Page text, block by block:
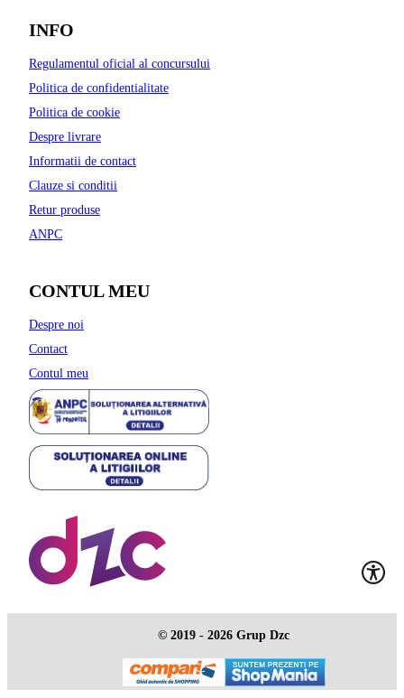
INFO
Regulamentul oficial al concursului
Politica de confidentialitate
Politica de cookie
Despre livrare
Informatii de contact
Clauze si conditii
Retur produse
ANPC
CONTUL MEU
Despre noi
Contact
Contul meu
© 2019 - 2026 Grup Dzc